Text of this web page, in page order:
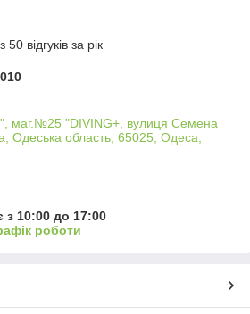
відгуків за рік
маг.№25 "DIVING+, вулиця Семена
Одеська область, 65025, Одеса,
з 10:00 до 17:00
роботи